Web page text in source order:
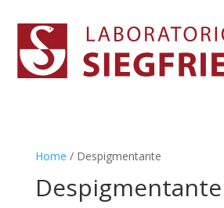
Home / Despigmentante
Despigmentante